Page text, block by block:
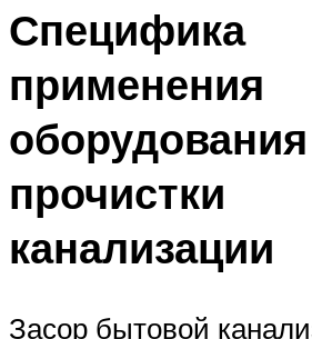
Специфика
применения
прочистки
канализации
Засор бытовой